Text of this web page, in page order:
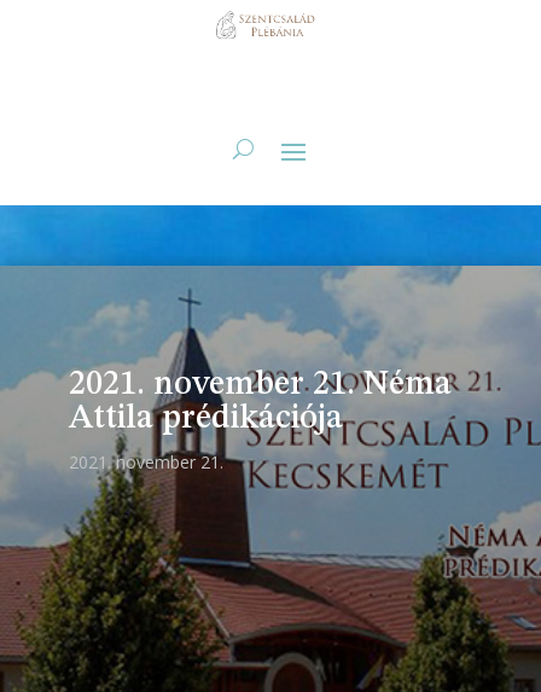
2021. november 21. Néma
Attila prédikációja
2021. november 21.